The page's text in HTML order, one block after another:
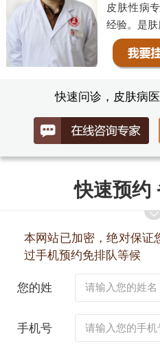
皮肤性病
经验。是
快速问诊，皮肤病
快速预约
本网站已加密，绝对保证
过手机预约免排队等候
您的姓
手机号